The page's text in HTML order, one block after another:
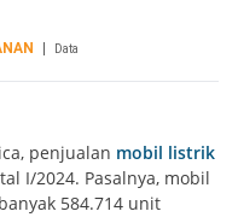
Data
penjualan mobil listrik
I/2024. Pasalnya, mobil
584.714 unit